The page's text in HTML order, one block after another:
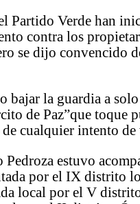
Partido Verde han
contra los
se dijo convencido
bajar la guardia a
de Paz”que toque
cualquier intento
estuvo
por el IX distrito
local por el V